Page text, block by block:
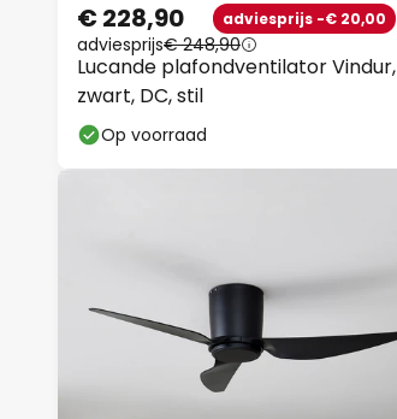
Lucande plafondventilator Vindur,
zwart, DC, stil
€ 228,90 adviesprijs -€ 20,00
adviesprijs€ 248,90
Op voorraad